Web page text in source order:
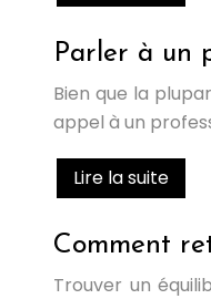
Parler à un
Bien que la
appel à un
Lire la suite
Comment
Trouver un